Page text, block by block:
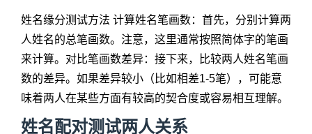
姓名缘分测试方法 计算姓名笔画数：首先，分别计算两
人姓名的总笔画数。注意，这里通常按照简体字的笔画
来计算。对比笔画数差异：接下来，比较两人姓名笔画
数的差异。如果差异较小（比如相差1-5笔），可能意
味着两人在某些方面有较高的契合度或容易相互理解。
姓名配对测试两人关系